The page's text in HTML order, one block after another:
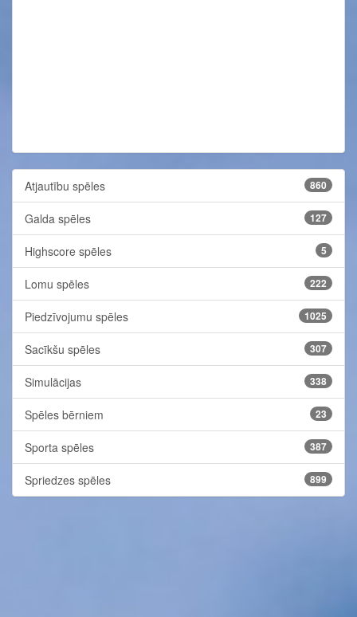
Atjautību spēles 860
Galda spēles 127
Highscore spēles 5
Lomu spēles 222
Piedzīvojumu spēles 1025
Sacīkšu spēles 307
Simulācijas 338
Spēles bērniem 23
Sporta spēles 387
Spriedzes spēles 899